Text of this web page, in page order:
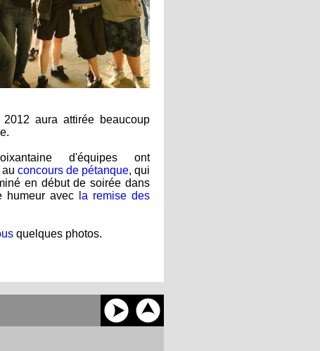
2012 aura attirée beaucoup
d'équipes ont
concours de pétanque, qui
en début de soirée dans
humeur avec
la remise des
quelques photos.